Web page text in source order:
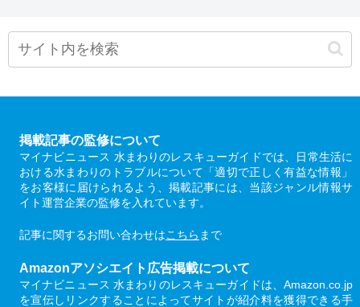
掲載記事の監修について
マイナビニュース 水まわりのレスキューガイドでは、日常生活に
おける水まわりのトラブルについて「適切で正しく有益な情報」
をお客様に届けられるよう、掲載記事には、当該ジャンル情報サ
イト運営企業の監修を入れています。
記事に関するお問い合わせはこちら まで
Amazonアソシエイト広告掲載について
マイナビニュース 水まわりのレスキューガイドは、Amazon.co.jp
を宣伝しリンクすることによってサイトが紹介料を獲得できる手